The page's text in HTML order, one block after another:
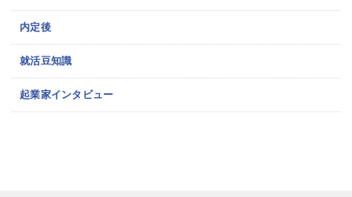
内定後
就活豆知識
起業家インタビュー